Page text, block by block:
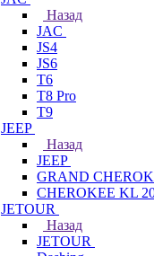
Назад
JAC
JS4
JS6
T6
T8 Pro
T9
JEEP
Назад
JEEP
GRAND
CHEROKEE KL
JETOUR
Назад
JETOUR